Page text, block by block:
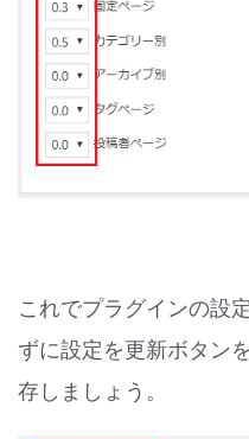
これでプラグインの設
ずに設定を更新ボタン
存しましょう。